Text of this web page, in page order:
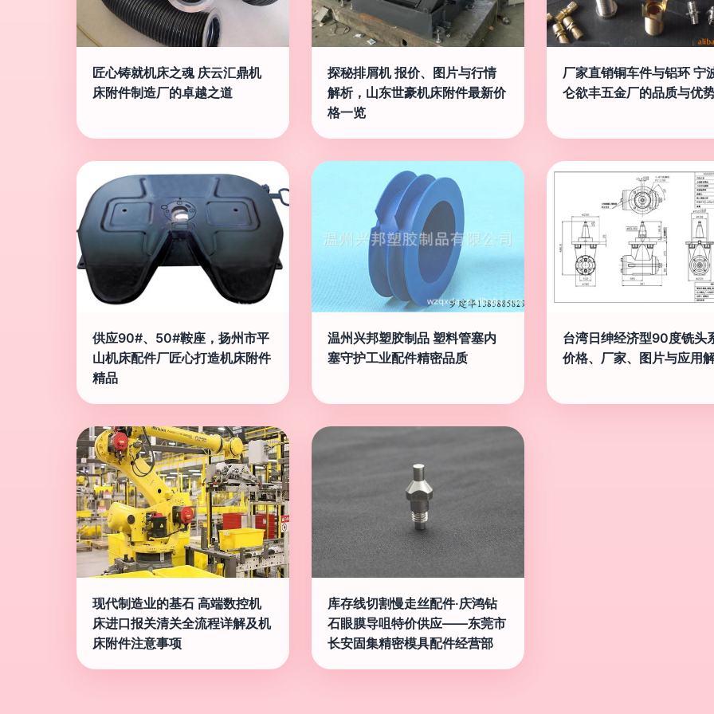
匠心铸就机床之魂 庆云汇鼎机
床附件制造厂的卓越之道
探秘排屑机 报价、图片与行情
解析，山东世豪机床附件最新价
格一览
厂家直销铜车件与铝环 宁
仑欲丰五金厂的品质与优
供应90#、50#鞍座，扬州市平
山机床配件厂匠心打造机床附件
精品
温州兴邦塑胶制品 塑料管塞内
塞守护工业配件精密品质
台湾日绅经济型90度铣头
价格、厂家、图片与应用
现代制造业的基石 高端数控机
床进口报关清关全流程详解及机
床附件注意事项
库存线切割慢走丝配件·庆鸿钻
石眼膜导咀特价供应——东莞市
长安固集精密模具配件经营部